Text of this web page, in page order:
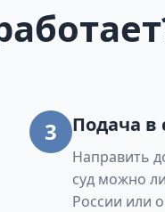
3 Подача в
Направить
суд можно
России или